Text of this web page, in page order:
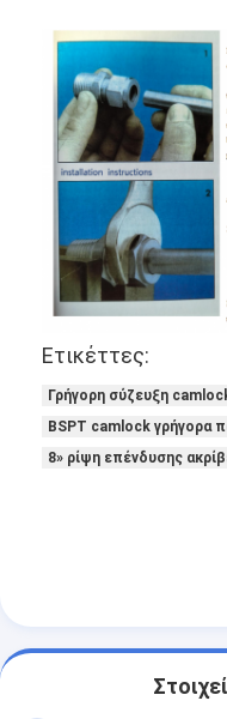
Ετικέττες:
Γρήγορη σύζευξη
BSPT camlock γρήγορα
8» ρίψη επένδυσης